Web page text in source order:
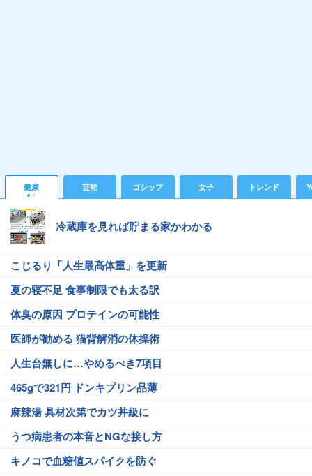
健康 芸能 ゴシップ 女子 トレンド
冷蔵庫を見れば貯まる家かわかる
こじるり「人生最高体重」を更新
夏の寝不足 食事制限でも太る訳
体臭の原因 プロテインの可能性
医師が勧める 猫背解消の体操術
人生台無しに…やめるべき7項目
465gで321円 ドンキプリン品薄
麻辣湯 具材次第でカツ丼級に
うつ病患者の本音とNGな接し方
キノコで血糖値スパイクを防ぐ